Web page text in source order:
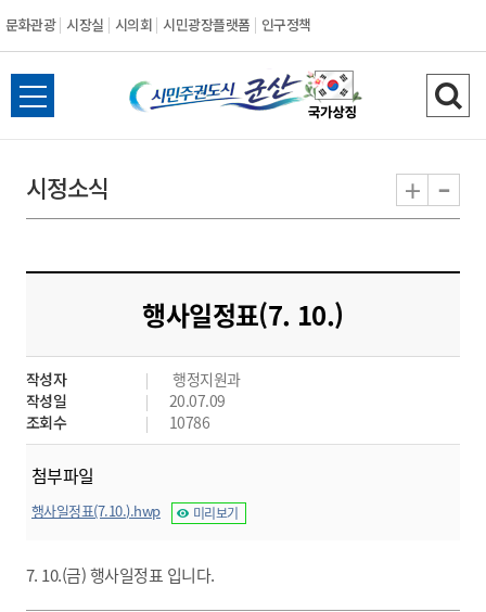
문화관광 시장실 시의회 시민광장플랫폼 인구정책
시
민
도
시
군
산
전
체
뉴
열
검
색
기
시정소식 + -
행사일정표(7. 10.)
작성자
행정지원과
작성일
20.07.09
조회수
10786
첨부파일
행사일정표(7.10.).hwp 미리보기
7. 10.(금) 행사일정표 입니다.